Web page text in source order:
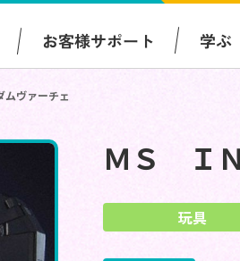
お客様サポート 学ぶ
ヴァーチェ
ＭＳ Ｉ
玩具